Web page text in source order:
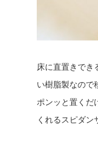
床に直置きでき
い樹脂製なので
ポンッと置くだ
くれるスピダン